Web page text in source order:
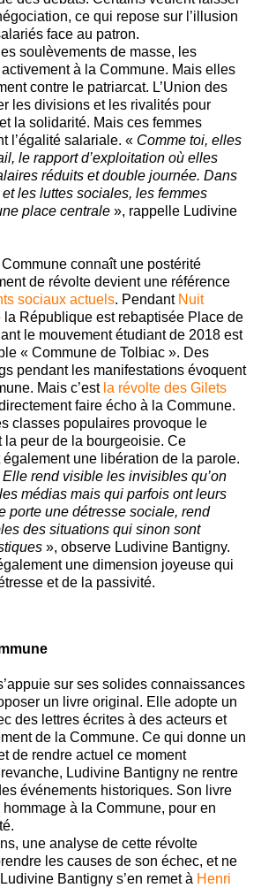
ce qui repose sur l’illusion
face au patron.
soulèvements de masse, les
à la Commune. Mais elles
contre le patriarcat. L’Union des
les divisions et les rivalités pour
la solidarité. Mais ces femmes
l’égalité salariale. « Comme toi, elles
le rapport d’exploitation où elles
réduits et double journée. Dans
les luttes sociales, les femmes
place centrale », rappelle Ludivine
Commune connaît une postérité
de révolte devient une référence
sociaux actuels. Pendant Nuit
la République est rebaptisée Place de
le mouvement étudiant de 2018 est
« Commune de Tolbiac ». Des
pendant les manifestations évoquent
Mais c’est la révolte des Gilets
faire écho à la Commune.
classes populaires provoque le
la peur de la bourgeoisie. Ce
une libération de la parole.
rend visible les invisibles qu’on
médias mais qui parfois ont leurs
porte une détresse sociale, rend
des situations qui sinon sont
», observe Ludivine Bantigny.
une dimension joyeuse qui
et de la passivité.
sur ses solides connaissances
un livre original. Elle adopte un
des lettres écrites à des acteurs et
de la Commune. Ce qui donne un
de rendre actuel ce moment
Ludivine Bantigny ne rentre
événements historiques. Son livre
à la Commune, pour en
une analyse de cette révolte
les causes de son échec, et ne
Bantigny s’en remet à Henri